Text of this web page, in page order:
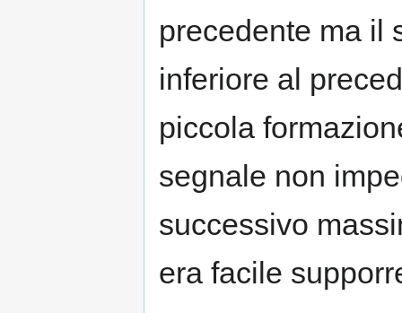
precedente ma il
inferiore al
piccola
segnale non
successivo
era facile